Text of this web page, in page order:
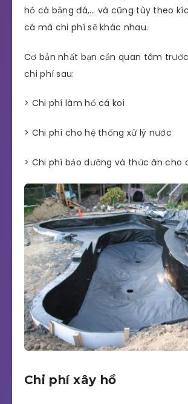
hồ cá bằng đá,… và cũng tùy theo
cá mà chi phí sẽ khác nhau.
Cơ bản nhất bạn cần quan tâm
chi phí sau:
> Chi phí làm hồ cá koi
> Chi phí cho hệ thống xử lý nước
> Chi phí bảo dưỡng và thức ăn cho
Chi phí xây hồ